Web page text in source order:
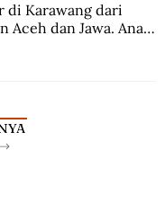
di Karawang dari
Aceh dan Jawa. Anak